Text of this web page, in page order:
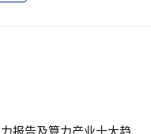
”从根源破解了Token
重要基础。光合组织聚